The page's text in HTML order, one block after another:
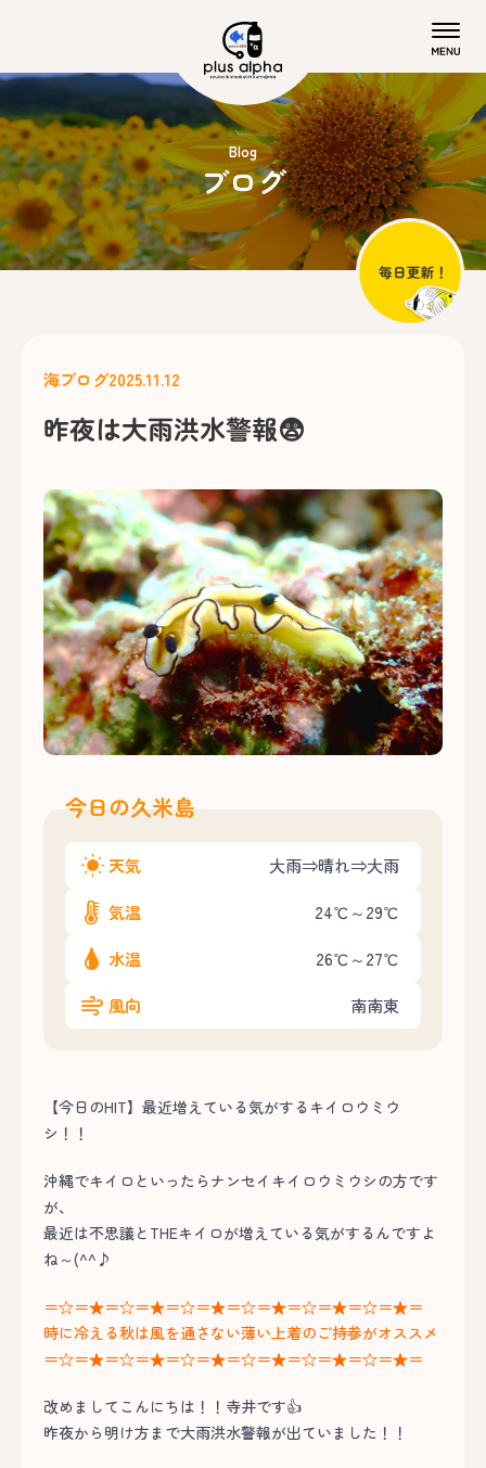
Blog
ブログ
海ブログ2025.11.12
昨夜は大雨洪水警報😨
今日の久米島
天気 大雨⇒晴れ⇒大雨
気温 24℃～29℃
水温 26℃～27℃
風向 南南東
【今日のHIT】最近増えている気がするキイロウミウ
シ！！
沖縄でキイロといったらナンセイキイロウミウシの方です
が、
最近は不思議とTHEキイロが増えている気がするんですよ
ね～(^^♪
＝☆＝★＝☆＝★＝☆＝★＝☆＝★＝☆＝★＝☆＝★＝
時に冷える秋は風を通さない薄い上着のご持参がオススメ
＝☆＝★＝☆＝★＝☆＝★＝☆＝★＝☆＝★＝☆＝★＝
改めましてこんにちは！！寺井です👍
昨夜から明け方まで大雨洪水警報が出ていました！！